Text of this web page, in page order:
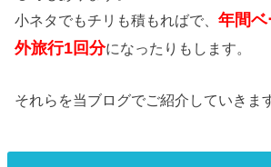
小ネタでもチリも積もればで、年間
外旅行1回分になったりもします。
それらを当ブログでご紹介していきま